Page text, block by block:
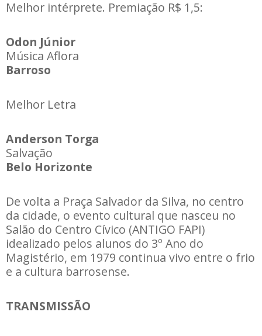
Melhor intérprete. Premiação R$ 1,5:
Odon Júnior
Música Aflora
Barroso
Melhor Letra
Anderson Torga
Salvação
Belo Horizonte
De volta a Praça Salvador da Silva, no centro
da cidade, o evento cultural que nasceu no
Salão do Centro Cívico (ANTIGO FAPI)
idealizado pelos alunos do 3º Ano do
Magistério, em 1979 continua vivo entre o frio
e a cultura barrosense.
TRANSMISSÃO